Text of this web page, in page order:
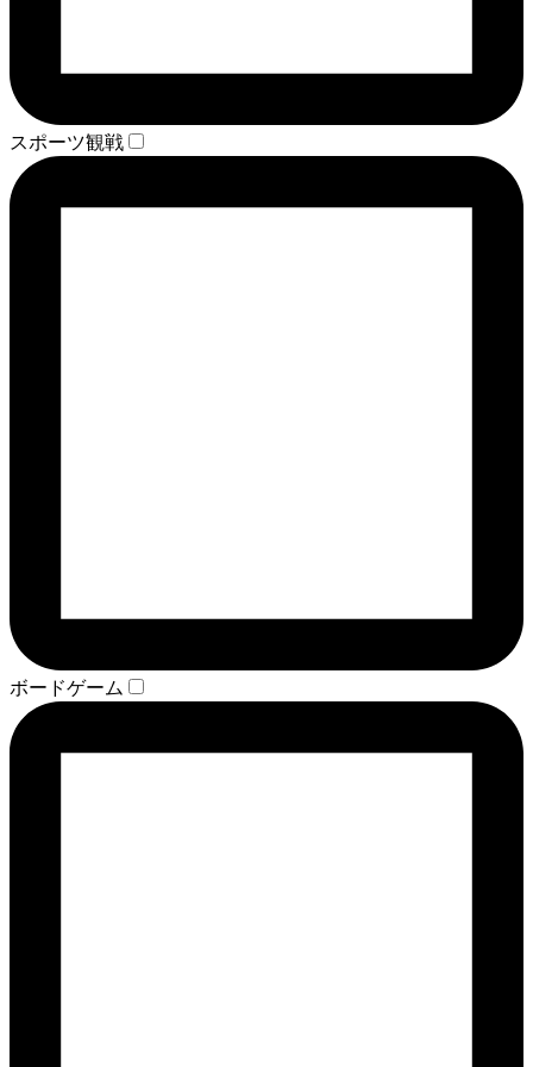
スポーツ観戦
ボードゲーム